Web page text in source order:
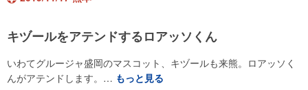
キヅールをアテンドするロアッソくん
いわてグルージャ盛岡のマスコット、キヅールも来熊。ロアッソく
んがアテンドします。… もっと見る